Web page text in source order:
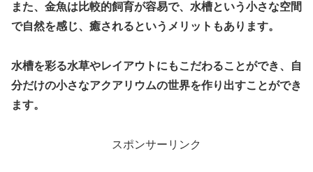
また、金魚は比較的飼育が容易で、水槽という小さな空間
で自然を感じ、癒されるというメリットもあります。
水槽を彩る水草やレイアウトにもこだわることができ、自
分だけの小さなアクアリウムの世界を作り出すことができ
ます。
スポンサーリンク